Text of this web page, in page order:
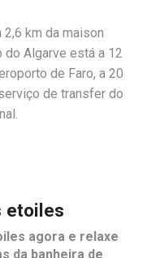
km da maison
Algarve está a 12
de Faro, a 20
de transfer do
etoiles
agora e relaxe
da banheira de